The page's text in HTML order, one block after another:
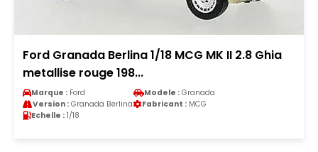
Ford Granada Berlina 1/18 MCG MK II 2.8 Ghia
metallise rouge 198...
Marque : Ford Modele : Granada
Version : Granada Berlina Fabricant : MCG
Echelle : 1/18